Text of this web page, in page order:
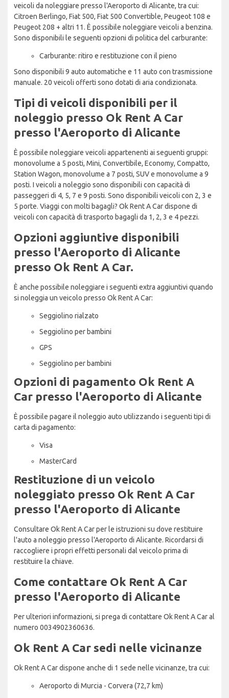
veicoli da noleggiare presso l'Aeroporto di Alicante, tra cui:
Citroen Berlingo, Fiat 500, Fiat 500 Convertible, Peugeot 108 e
Peugeot 208 + altri 11. È possibile noleggiare veicoli a benzina.
Sono disponibili le seguenti opzioni di politica del carburante:
Carburante: ritiro e restituzione con il pieno
Sono disponibili 9 auto automatiche e 11 auto con trasmissione
manuale. 20 veicoli offerti sono dotati di aria condizionata.
Tipi di veicoli disponibili per il
noleggio presso Ok Rent A Car
presso l'Aeroporto di Alicante
È possibile noleggiare veicoli appartenenti ai seguenti gruppi:
monovolume a 5 posti, Mini, Convertibile, Economy, Compatto,
Station Wagon, monovolume a 7 posti, SUV e monovolume a 9
posti. I veicoli a noleggio sono disponibili con capacità di
passeggeri di 4, 5, 7 e 9 posti. Sono disponibili veicoli con 2, 3 e
5 porte. Viaggi con molti bagagli? Ok Rent A Car dispone di
veicoli con capacità di trasporto bagagli da 1, 2, 3 e 4 pezzi.
Opzioni aggiuntive disponibili
presso l'Aeroporto di Alicante
presso Ok Rent A Car.
È anche possibile noleggiare i seguenti extra aggiuntivi quando
si noleggia un veicolo presso Ok Rent A Car:
Seggiolino rialzato
Seggiolino per bambini
GPS
Seggiolino per bambini
Opzioni di pagamento Ok Rent A
Car presso l'Aeroporto di Alicante
È possibile pagare il noleggio auto utilizzando i seguenti tipi di
carta di pagamento:
Visa
MasterCard
Restituzione di un veicolo
noleggiato presso Ok Rent A Car
presso l'Aeroporto di Alicante
Consultare Ok Rent A Car per le istruzioni su dove restituire
l'auto a noleggio presso l'Aeroporto di Alicante. Ricordarsi di
raccogliere i propri effetti personali dal veicolo prima di
restituire la chiave.
Come contattare Ok Rent A Car
presso l'Aeroporto di Alicante
Per ulteriori informazioni, si prega di contattare Ok Rent A Car al
numero 0034902360636.
Ok Rent A Car sedi nelle vicinanze
Ok Rent A Car dispone anche di 1 sede nelle vicinanze, tra cui:
Aeroporto di Murcia - Corvera (72,7 km)